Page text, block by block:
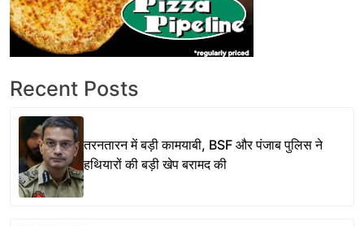
Recent Posts
तरनतारन में बड़ी कामयाबी, BSF और पंजाब पुलिस ने
हथियारों की बड़ी खेप बरामद की